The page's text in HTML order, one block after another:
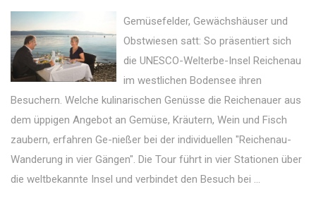
Gemüsefelder, Gewächshäuser und
Obstwiesen satt: So präsentiert sich
die UNESCO-Welterbe-Insel Reichenau
im westlichen Bodensee ihren
Besuchern. Welche kulinarischen Genüsse die Reichenauer aus
dem üppigen Angebot an Gemüse, Kräutern, Wein und Fisch
zaubern, erfahren Ge-nießer bei der individuellen "Reichenau-
Wanderung in vier Gängen". Die Tour führt in vier Stationen über
die weltbekannte Insel und verbindet den Besuch bei ...